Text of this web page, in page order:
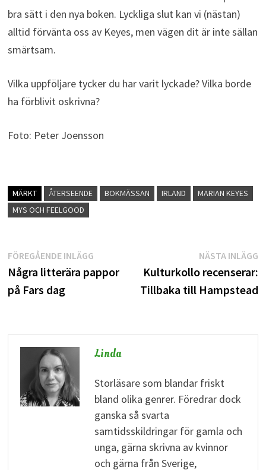
bra sätt i den nya boken. Lyckliga slut kan vi (nästan)
alltid förvänta oss av Keyes, men vägen dit är inte sällan
smärtsam.
Vilka uppföljare tycker du har varit lyckade? Vilka borde
ha förblivit oskrivna?
Foto: Peter Joensson
MÄRKT ÅTERSEENDE BOKMÄSSAN IRLAND
MARIAN KEYES
MYS OCH FEELGOOD
Inläggsnavigering
FÖREGÅENDE INLÄGGFöregående
inlägg:
Några litterära pappor
på Fars dag
NÄSTA INLÄGG
Kulturkollo recenserar:
Tillbaka till Hampstead
Linda
Storläsare som blandar friskt
bland olika genrer. Föredrar dock
ganska så svarta
samtidsskildringar för gamla och
unga, gärna skrivna av kvinnor
och gärna från Sverige,